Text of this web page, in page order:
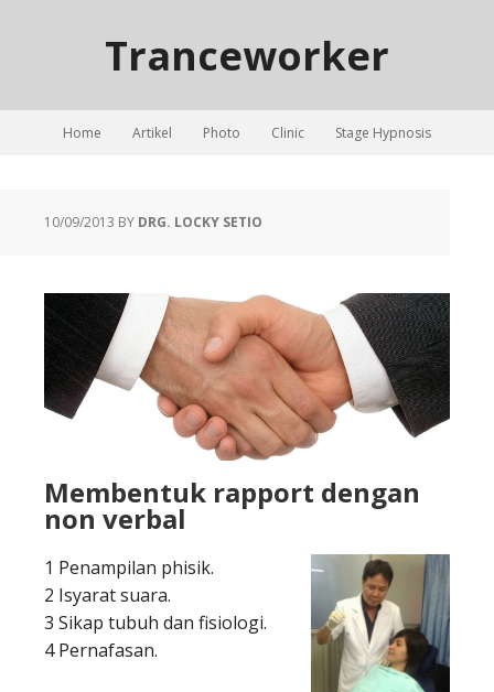
Tranceworker
Home Artikel Photo Clinic Stage Hypnosis
10/09/2013 BY DRG. LOCKY SETIO
Membentuk rapport dengan
non verbal
1 Penampilan phisik.
2 Isyarat suara.
3 Sikap tubuh dan fisiologi.
4 Pernafasan.